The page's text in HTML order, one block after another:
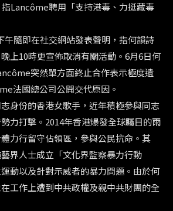
Lancôme聘用「支持港毒、力挺藏毒
午隨即在社交網站發表聲明，指何韻詩
上10時更宣佈取消有關活動。6月6日何
突然單方面終止合作表示極度遺
法國總公司公開交代原因。
身份的香港女歌手，近年積極參與同志
力打擊。2014年香港爆發全球矚目的雨
力行留守佔領區，參與公民抗命。其
界人士成立「文化界監察暴力行動
動以及針對示威者的暴力問題。由於何
工作上遭到中共政權及親中共財團的全